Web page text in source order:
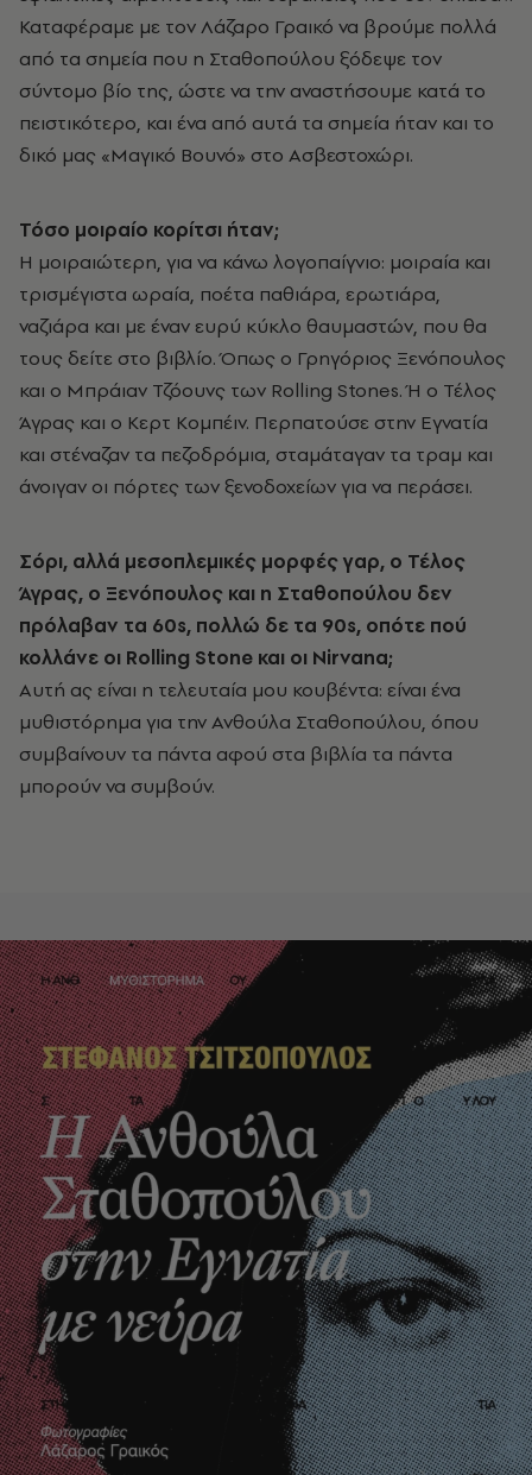
Καταφέραμε με τον Λάζαρο Γραικό να βρούμε πολλά
από τα σημεία που η Σταθοπούλου ξόδεψε τον
σύντομο βίο της, ώστε να την αναστήσουμε κατά το
πειστικότερο, και ένα από αυτά τα σημεία ήταν και το
δικό μας «Μαγικό Βουνό» στο Ασβεστοχώρι.
Τόσο μοιραίο κορίτσι ήταν;
Η μοιραιώτερη, για να κάνω λογοπαίγνιο: μοιραία και
τρισμέγιστα ωραία, ποέτα παθιάρα, ερωτιάρα,
ναζιάρα και με έναν ευρύ κύκλο θαυμαστών, που θα
τους δείτε στο βιβλίο. Όπως ο Γρηγόριος Ξενόπουλος
και ο Μπράιαν Τζόουνς των Rolling Stones. Ή ο Τέλος
Άγρας και ο Κερτ Κομπέιν. Περπατούσε στην Εγνατία
και στέναζαν τα πεζοδρόμια, σταμάταγαν τα τραμ και
άνοιγαν οι πόρτες των ξενοδοχείων για να περάσει.
Σόρι, αλλά μεσοπλεμικές μορφές γαρ, ο Τέλος
Άγρας, ο Ξενόπουλος και η Σταθοπούλου δεν
πρόλαβαν τα 60s, πολλώ δε τα 90s, οπότε πού
κολλάνε οι Rolling Stone και οι Nirvana;
Αυτή ας είναι η τελευταία μου κουβέντα: είναι ένα
μυθιστόρημα για την Ανθούλα Σταθοπούλου, όπου
συμβαίνουν τα πάντα αφού στα βιβλία τα πάντα
μπορούν να συμβούν.